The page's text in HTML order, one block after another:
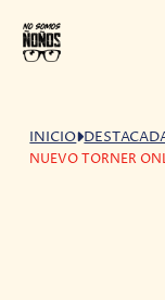
INICIO
NUEVO TORNER